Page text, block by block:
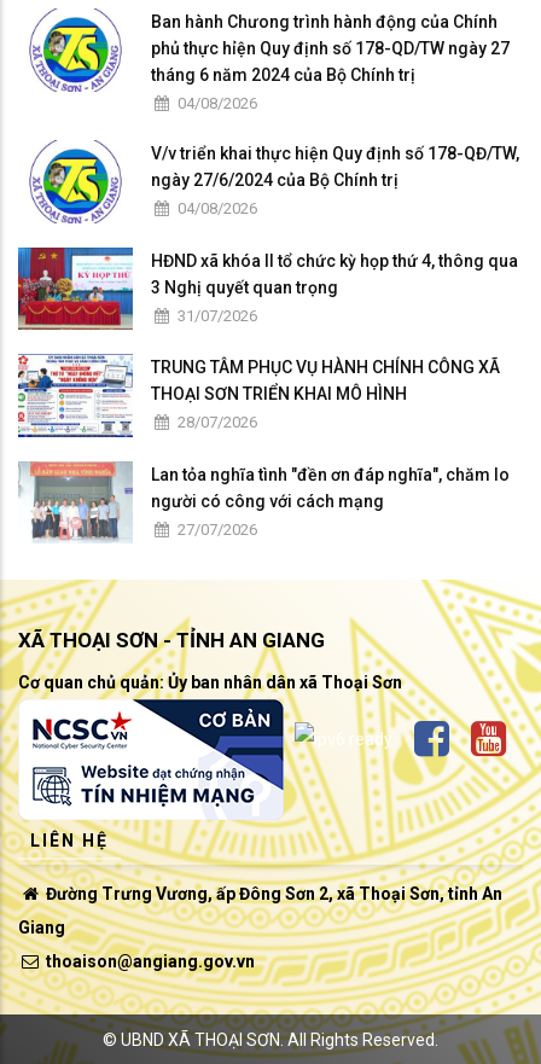
Ban hành Chưong trình hành động của Chính
phủ thực hỉện Quy định số 178-QD/TW ngày 27
tháng 6 năm 2024 của Bộ Chính trị
04/08/2026
V/v triển khai thực hiện Quy định số 178-QĐ/TW,
ngày 27/6/2024 của Bộ Chính trị
04/08/2026
HĐND xã khóa II tổ chức kỳ họp thứ 4, thông qua
3 Nghị quyết quan trọng
31/07/2026
TRUNG TÂM PHỤC VỤ HÀNH CHÍNH CÔNG XÃ
THOẠI SƠN TRIỂN KHAI MÔ HÌNH
28/07/2026
Lan tỏa nghĩa tình "đền ơn đáp nghĩa", chăm lo
người có công với cách mạng
27/07/2026
XÃ THOẠI SƠN - TỈNH AN GIANG
Cơ quan chủ quản: Ủy ban nhân dân xã Thoại Sơn
LIÊN HỆ
Đường Trưng Vương, ấp Đông Sơn 2, xã Thoại Sơn, tỉnh An
Giang
thoaison@angiang.gov.vn
©UBND XÃ THOẠI SƠN.All Rights Reserved.